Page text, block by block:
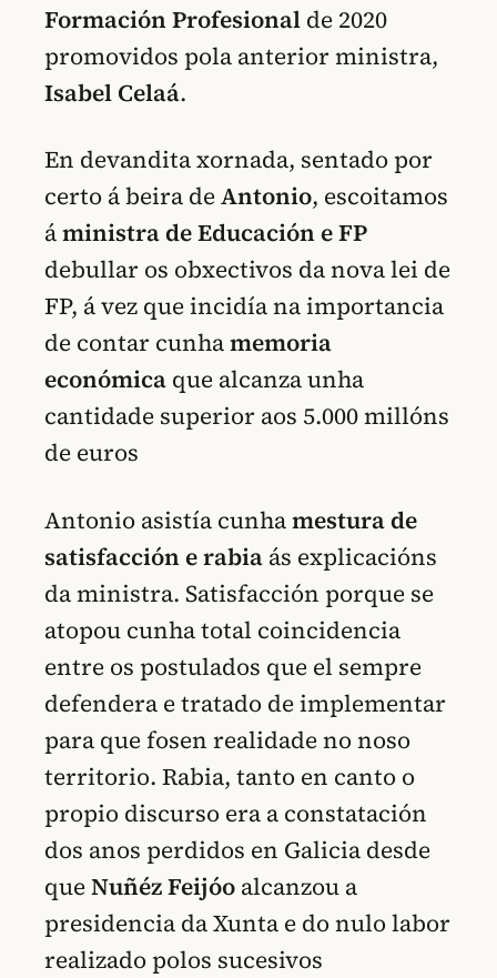
Formación Profesional de 2020
promovidos pola anterior ministra,
Isabel Celaá.
En devandita xornada, sentado por
certo á beira deAntonio, escoitamos
áministra de Educación e FP
debullar os obxectivos da nova lei de
FP, á vez que incidía na importancia
de contar cunhamemoria
económica que alcanza unha
cantidade superior aos 5.000 millóns
de euros
Antonio asistía cunhamestura de
satisfacción e rabia ás explicacións
da ministra. Satisfacción porque se
atopou cunha total coincidencia
entre os postulados que el sempre
defendera e tratado de implementar
para que fosen realidade no noso
territorio. Rabia, tanto en canto o
propio discurso era a constatación
dos anos perdidos en Galicia desde
queNuñéz Feijóo alcanzou a
presidencia da Xunta e do nulo labor
realizado polos sucesivos